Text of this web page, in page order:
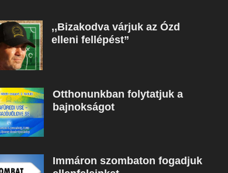
,,Bizakodva várjuk az Ózd
elleni fellépést”
Otthonunkban folytatjuk a
bajnokságot
Immáron szombaton fogadjuk